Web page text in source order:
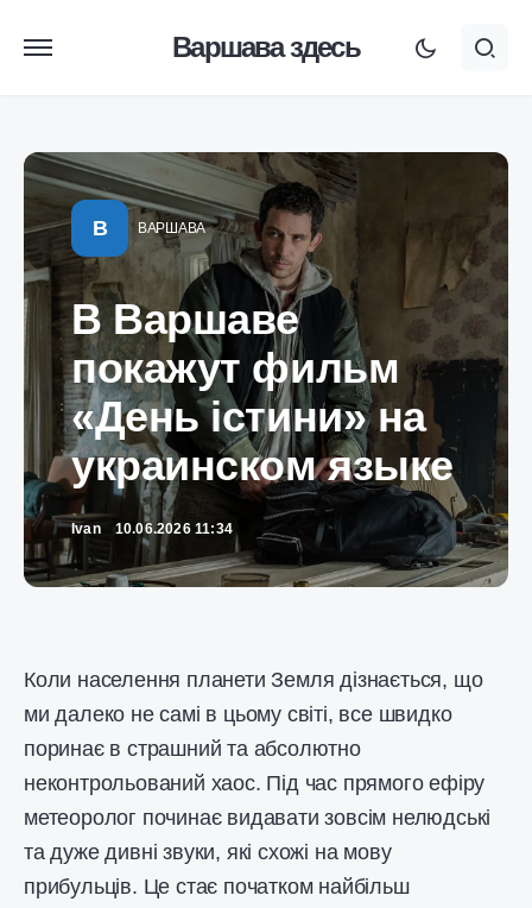
Варшава здесь
В ВАРШАВА
В Варшаве
покажут фильм
«День істини» на
украинском языке
Ivan 10.06.2026 11:34
Коли населення планети Земля дізнається, що
ми далеко не самі в цьому світі, все швидко
поринає в страшний та абсолютно
неконтрольований хаос. Під час прямого ефіру
метеоролог починає видавати зовсім нелюдські
та дуже дивні звуки, які схожі на мову
прибульців. Це стає початком найбільш